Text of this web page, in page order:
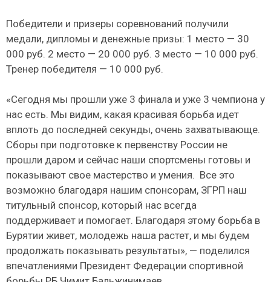
Победители и призеры соревнований получили
медали, дипломы и денежные призы: 1 место — 30
000 руб. 2 место — 20 000 руб. 3 место — 10 000 руб.
Тренер победителя — 10 000 руб.
«Сегодня мы прошли уже 3 финала и уже 3 чемпиона у
нас есть. Мы видим, какая красивая борьба идет
вплоть до последней секунды, очень захватывающе.
Сборы при подготовке к первенству России не
прошли даром и сейчас наши спортсмены готовы и
показывают свое мастерство и умения. Все это
возможно благодаря нашим спонсорам, ЗГРП наш
титульный спонсор, который нас всегда
поддерживает и помогает. Благодаря этому борьба в
Бурятии живет, молодежь наша растет, и мы будем
продолжать показывать результаты», — поделился
впечатлениями Президент Федерации спортивной